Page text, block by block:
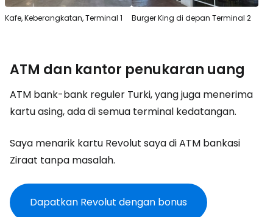
Kafe, Keberangkatan, Terminal 1 Burger King di depan Terminal 2
ATM dan kantor penukaran uang
ATM bank-bank reguler Turki, yang juga menerima
kartu asing, ada di semua terminal kedatangan.
Saya menarik kartu Revolut saya di ATM bankasi
Ziraat tanpa masalah.
Dapatkan Revolut dengan bonus